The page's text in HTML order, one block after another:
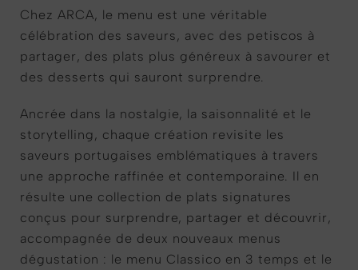
Chez ARCA, le menu est une véritable
célébration des saveurs, avec des petiscos à
partager, des plats plus généreux à savourer et
des desserts qui sauront surprendre.
Ancrée dans la nostalgie, la saisonnalité et le
storytelling, chaque création revisite les
saveurs portugaises emblématiques à travers
une approche raffinée et contemporaine. Il en
résulte une collection de plats signatures
conçus pour surprendre, partager et découvrir,
accompagnée de deux nouveaux menus
dégustation : le menu Classico en 3 temps et le